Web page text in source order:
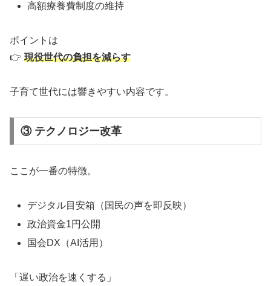
高額療養費制度の維持
ポイントは
👉 現役世代の負担を減らす
子育て世代には響きやすい内容です。
③ テクノロジー改革
ここが一番の特徴。
デジタル目安箱（国民の声を即反映）
政治資金1円公開
国会DX（AI活用）
「遅い政治を速くする」